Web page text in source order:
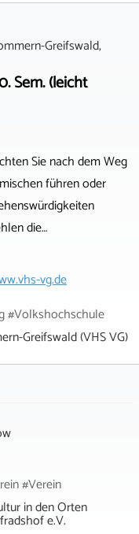
Greifswald,
Sem. (leicht
Sie nach dem Weg
führen oder
die…
vg.de
#Volkshochschule
Greifswald (VHS VG)
#Verein
in den Orten
e.V.